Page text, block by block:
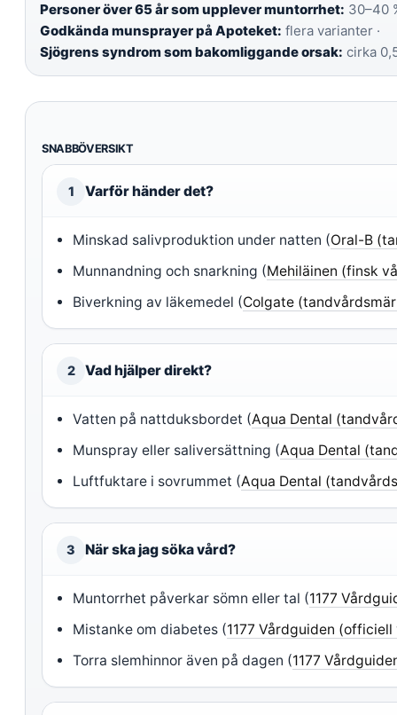
Personer över 65 år som upplever muntorrhet: 30–40
Godkända munsprayer på Apoteket: flera varianter ·
Sjögrens syndrom som bakomliggande orsak: cirka
SNABBÖVERSIKT
1 Varför händer det?
Minskad salivproduktion under natten (Oral-B
Munnandning och snarkning (Mehiläinen (finsk
Biverkning av läkemedel (Colgate
2 Vad hjälper direkt?
Vatten på nattduksbordet (Aqua Dental
Munspray eller saliversättning (Aqua Dental
Luftfuktare i sovrummet (Aqua Dental
3 När ska jag söka vård?
Muntorrhet påverkar sömn eller tal (1177
Mistanke om diabetes (1177 Vårdguiden
Torra slemhinnor även på dagen (1177